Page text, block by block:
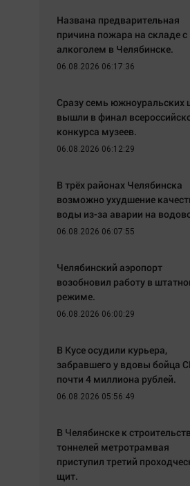
Названа предварительная
причина пожара на складе с
алкоголем в Челябинске.
06.08.2026 06:17:36
Сразу семь южноуральских
вышли в финал
конкурса музеев.
06.08.2026 06:12:29
В трёх районах Челябинска
возможно ухудшение
воды из-за аварии на
06.08.2026 06:07:55
Челябинский аэропорт
возобновил работу в
режиме.
06.08.2026 06:00:29
В Кусе осудили курьера,
забравшего у вдовы бойца
почти 4 миллиона рублей.
06.08.2026 05:56:49
В Челябинске к
тоннелей метротрамвая
приступил третий
щит.